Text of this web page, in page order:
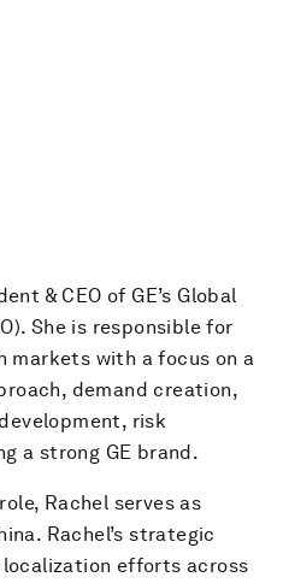
& CEO of GE’s Global
She is responsible for
markets with a focus on a
demand creation,
risk
a strong GE brand.
Rachel serves as
Rachel’s strategic
localization efforts across